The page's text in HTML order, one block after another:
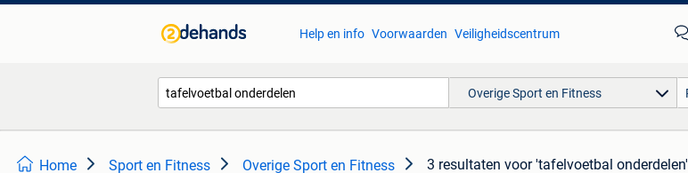
Help en info Voorwaarden Veiligheidscentrum
Overige Sport en Fitness
Home Sport en Fitness Overige Sport en Fitness 3 resultaten voor 'tafelvoetbal onderdelen'